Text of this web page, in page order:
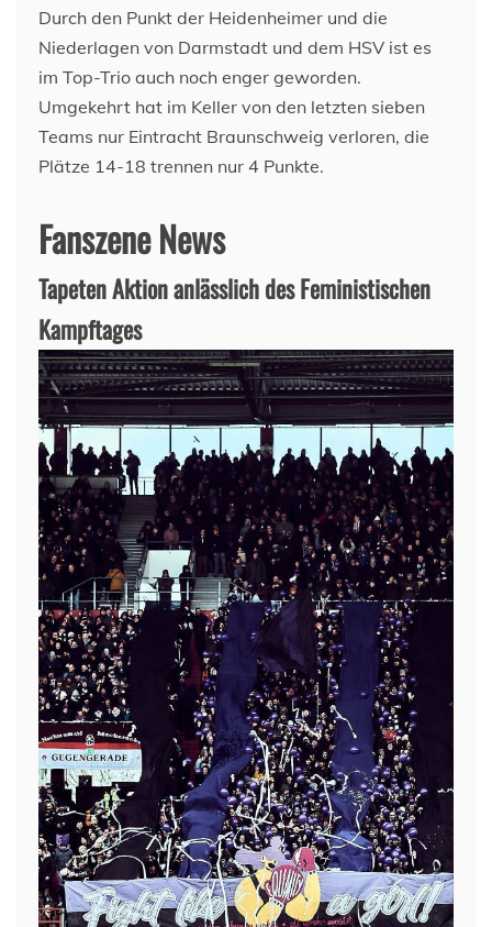
Durch den Punkt der Heidenheimer und die
Niederlagen von Darmstadt und dem HSV ist es
im Top-Trio auch noch enger geworden.
Umgekehrt hat im Keller von den letzten sieben
Teams nur Eintracht Braunschweig verloren, die
Plätze 14-18 trennen nur 4 Punkte.
Fanszene News
Tapeten Aktion anlässlich des Feministischen
Kampftages